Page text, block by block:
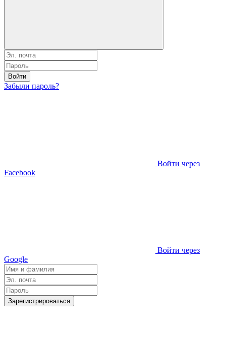
Войти
Забыли пароль?
Войти через
Facebook
Войти через
Google
Зарегистрироваться